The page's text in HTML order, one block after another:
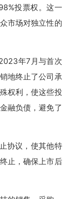
投票权。这一
市场对独立性的
年7月与首次
地终止了公司承
权利，使这些投
融负债，避免了
协议，使其他特
止，确保上市后